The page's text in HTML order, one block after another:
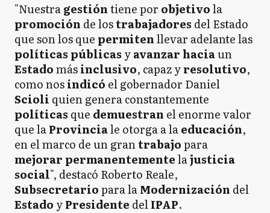
"Nuestragestióntiene por objetivola
promoción de lostrabajadores del Estado
que son los que permitenllevar adelante las
políticas públicas yavanzar haciaun
Estadomásinclusivo, capaz yresolutivo,
como nosindicó el gobernador Daniel
Scioli quien genera constantemente
políticas que demuestran el enorme valor
que laProvinciale otorga a laeducación,
en el marco de un grantrabajopara
mejorar permanentementelajusticia
social", destacó Roberto Reale,
Subsecretariopara laModernización del
Estado yPresidente delIPAP.